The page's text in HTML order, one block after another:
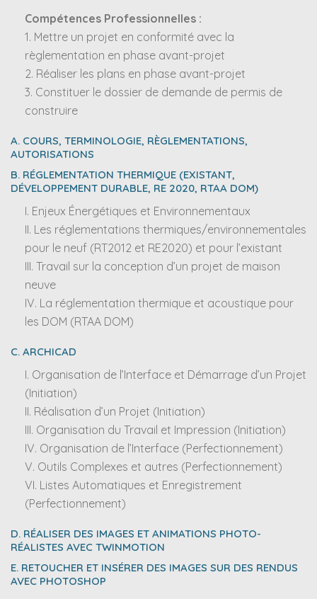
Compétences Professionnelles :
1. Mettre un projet en conformité avec la
règlementation en phase avant-projet
2. Réaliser les plans en phase avant-projet
3. Constituer le dossier de demande de permis de
construire
A. COURS, TERMINOLOGIE, RÈGLEMENTATIONS,
AUTORISATIONS
B. RÉGLEMENTATION THERMIQUE (EXISTANT,
DÉVELOPPEMENT DURABLE, RE 2020, RTAA DOM)
I. Enjeux Énergétiques et Environnementaux
II. Les réglementations thermiques/environnementales
pour le neuf (RT2012 et RE2020) et pour l’existant
III. Travail sur la conception d’un projet de maison
neuve
IV. La réglementation thermique et acoustique pour
les DOM (RTAA DOM)
C. ARCHICAD
I. Organisation de l’Interface et Démarrage d’un Projet
(Initiation)
II. Réalisation d’un Projet (Initiation)
III. Organisation du Travail et Impression (Initiation)
IV. Organisation de l’Interface (Perfectionnement)
V. Outils Complexes et autres (Perfectionnement)
VI. Listes Automatiques et Enregistrement
(Perfectionnement)
D. RÉALISER DES IMAGES ET ANIMATIONS PHOTO-
RÉALISTES AVEC TWINMOTION
E. RETOUCHER ET INSÉRER DES IMAGES SUR DES RENDUS
AVEC PHOTOSHOP